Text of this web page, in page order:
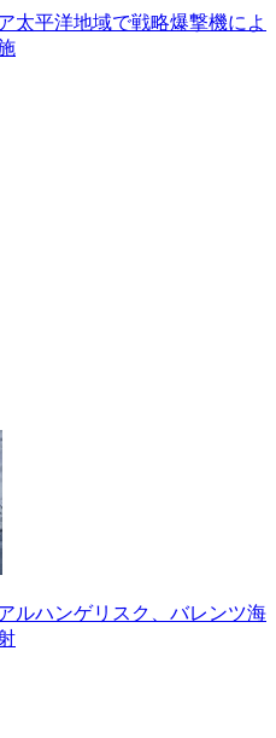
太平洋地域で戦略爆撃機によ
ルハンゲリスク、バレンツ海